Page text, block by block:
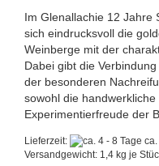
Im Glenallachie 12 Jahre
sich eindrucksvoll die
Weinberge mit der
Dabei gibt die
der besonderen
sowohl die
Experimentierfreude der
Lieferzeit:
ca.
Versandgewicht: 1,4 kg je